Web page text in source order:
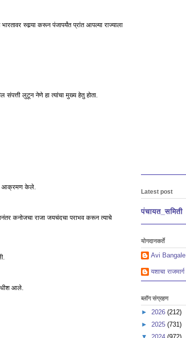
स्वार्‍या करून पंजापर्यंत प्रांत आपल्या राज्याला
संपत्ती लुटून नेणे हा त्यांचा मुख्य हेतु होता.
आक्रमण केले.
कनोजचा राजा जयचंदचा पराभव करून त्याचे
आले.
Latest post
पंचायत_समिती
योगदानकर्ते
Avi Bangale
यशाचा राजमार्ग
ब्लॉग संग्रहण
► 2026 (212)
► 2025 (731)